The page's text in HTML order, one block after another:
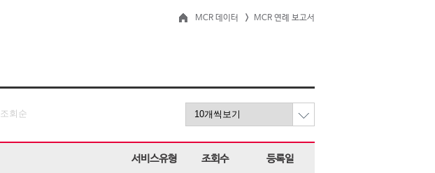
MCR 데이터 MCR 연례 보고서
조회순
서비스유형 조회수 등록일